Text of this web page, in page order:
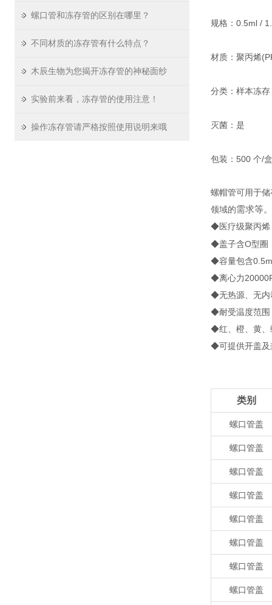
螺口管和冻存管的区别在哪里？
不同材质的冻存管有什么特点？
木辰生物为您揭开冻存管的神秘面纱
实验前来看，冻存管的使用注意！
操作冻存管请严格按照使用说明来哦
规格：0.5ml /
材质：聚丙烯
分类：样本冻存
灭菌：是
包装：500 个/
螺帽管可用于
领域的需求等。
◆医疗级聚丙烯
◆盖子含O型圈
◆容量包含
◆离心力
◆无热源、无内
◆耐受温度范
◆红、橙、黄、
◆可提供开盖及
类别
螺口管盖
螺口管盖
螺口管盖
螺口管盖
螺口管盖
螺口管盖
螺口管盖
螺口管盖